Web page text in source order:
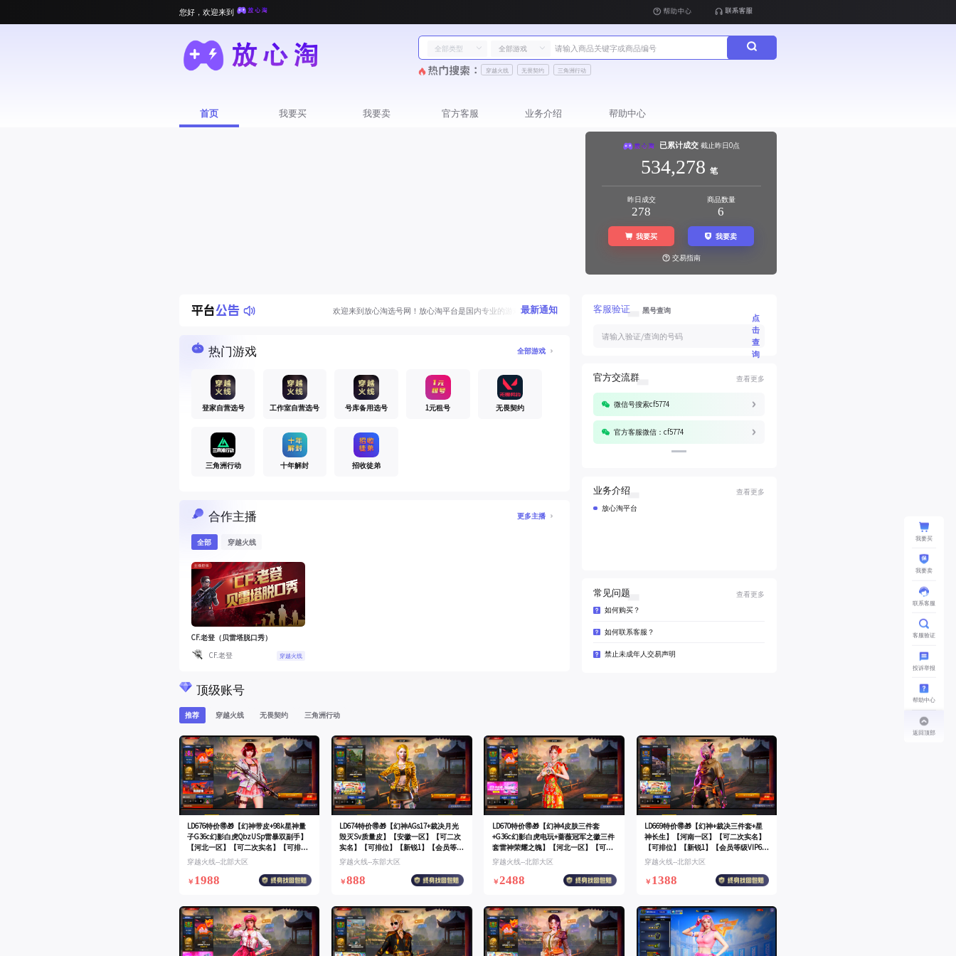
您好，欢迎来到
穿越火线 无畏契约 三角洲行动
首页 我要买 我要卖 官方客服 业务介绍 帮助中心
已累计成交 截止昨日0点
534,278 笔
昨日成交
278
商品数量
6
我要买 我要卖
交易指南
平台公告 欢迎来到放心淘选号网！放心淘平台是国内专业的游戏账号交易和账号估价平台！为虚拟财产交易保驾护航！
最新通知
热门游戏 全部游戏
登家自营选号 工作室自营选号 号库备用选号 1元租号 无畏契约
三角洲行动 十年解封 招收徒弟
合作主播 更多主播
全部 穿越火线
CF.老登（贝雷塔脱口秀）
CF.老登 穿越火线
客服验证 黑号查询
点
击
查
询
官方交流群 查看更多
微信号搜索cf5774
官方客服微信：cf5774
业务介绍 查看更多
放心淘平台
常见问题 查看更多
如何购买？
如何联系客服？
禁止未成年人交易声明
顶级账号
推荐 穿越火线 无畏契约 三角洲行动
LD676特价🉐🎁【幻神带皮+98k星神量
子G36c幻影白虎QbzUSp雷暴双副手】
【河北一区】【可二次实名】【可排
位】【新锐1】【会员等级VIP5】【CF
【云龙套装X1套】【M200-幻神】【幻
【QBZ03-金色蔷薇】【QBZ03-云龙】
【G36C-幻影】【USP-雷暴】【炼狱-百
战金芒】【魂·炼狱-玩具枪】【魂·炼狱-
玩具枪】【关小雨】【华】【葵】【云
海玲珑】【M4A1-雷神】【雷神-暗月】
穿越火线--北部大区
￥ 1988
LD674特价🉐🎁【幻神AGs17+裁决月光
毁灭Sv质量皮】【安徽一区】【可二次
实名】【可排位】【新锐1】【会员等级
VIP5】【CF点148】【V武器数28】【幻
幻神】【幻神-AG-CFPLS17冠军】
【M4A1-雷神】【雷神-荣耀世冠AG】
【M4A1-雷神-新春神龙皮肤】【雷神-星
空】【AK47-火麒麟】【火麒麟-
CFSTAR】【火麒麟-雷神】【M4A1-黑骑
士】【黑骑士-战神马超】【M4A1-黑骑
穿越火线--东部大区
￥888
LD670特价🉐🎁【幻神4皮肤三件套
+G36c幻影白虎电玩+蔷薇冠军之徽三件
套雷神荣耀之魄】【河北一区】【可二
次实名】【可排位】【新锐1】【会员等
【幻神三件套】【幻神3皮】【金色蔷薇
耀 皮肤】【M200-幻神-黄忠皮肤】
【M200-幻神音效卡】【白虎-电玩蓝
兔】【QBZ03-金色蔷薇】【QBZ03-冠军
之薇】【QBZ03-金色蔷薇音效卡】
【G36C-幻影】【AK47-雷暴王者】
穿越火线--北部大区
￥ 2488
LD669特价🉐🎁【幻神+裁决三件套+星
神长生】【河南一区】【可二次实名】
【可排位】【新锐1】【会员等级VIP6】
【CF点500】【V武器数27】【M200-幻
【AWM-裁决音效卡】【裁决-运输船 皮
【云海玲珑】【隼】【M4A1-雷神】
【M4A1-雷神】【雷神-R.LGD-CFPLS18
冠军】【雷神-源计划2.0专属 皮肤】
穿越火线--北部大区
￥ 1388
我要买
我要卖
联系客服
客服验证
投诉举报
帮助中心
返回顶部